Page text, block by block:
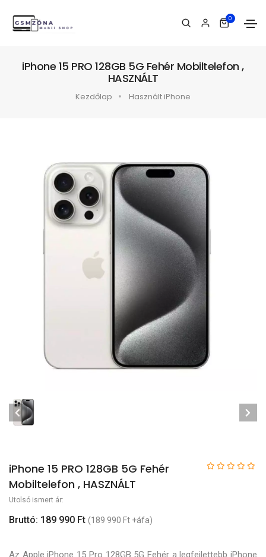
0
iPhone 15 PRO 128GB 5G Fehér Mobiltelefon ,
HASZNÁLT
Kezdőlap Használt iPhone
iPhone 15 PRO 128GB 5G Fehér
Mobiltelefon , HASZNÁLT
Utolsó ismert ár:
Bruttó: 189 990 Ft (189 990 Ft +áfa)
Az Apple iPhone 15 Pro 128GB 5G Fehér a legfejlettebb iPhone